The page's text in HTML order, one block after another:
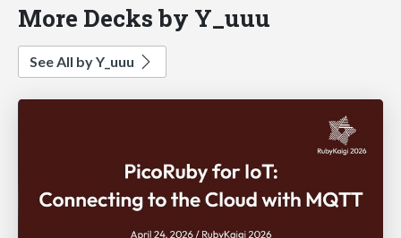
More Decks by Y_uuu
See All by Y_uuu